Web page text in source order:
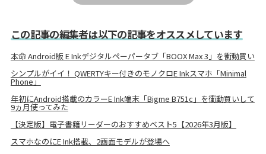
この記事の編集者は以下の記事をオススメしています
本命 Android版 E Inkデジタルペーパータブ「BOOX Max 3」を衝動買い
シンプルがイイ！ QWERTYキー付きのモノクロE Inkスマホ「Minimal
Phone」
年初にAndroid搭載のカラーE Ink端末「Bigme B751c」を衝動買いして
9ヵ月使ってみた
【決定版】電子書籍リーダーのおすすめベスト5【2026年3月版】
スマホなのにE Ink搭載、2画面モデルが登場へ